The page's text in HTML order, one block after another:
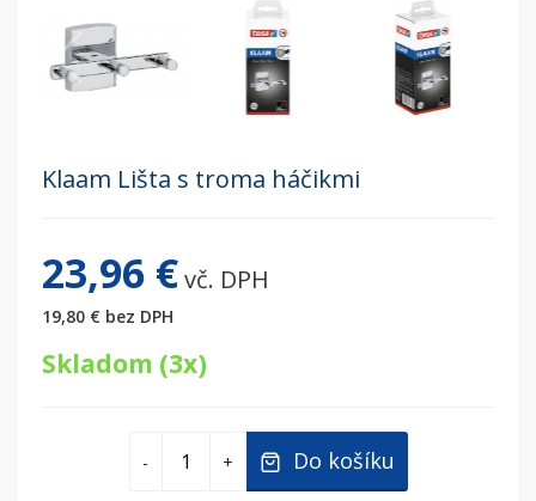
Klaam Lišta s troma háčikmi
23,96 €vč. DPH
19,80 € bez DPH
Skladom (3x)
- + Do košíku